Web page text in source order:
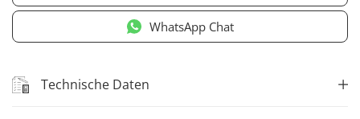
WhatsApp Chat
Technische Daten